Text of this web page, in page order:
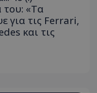
του: «Τα
για τις Ferrari,
και τις